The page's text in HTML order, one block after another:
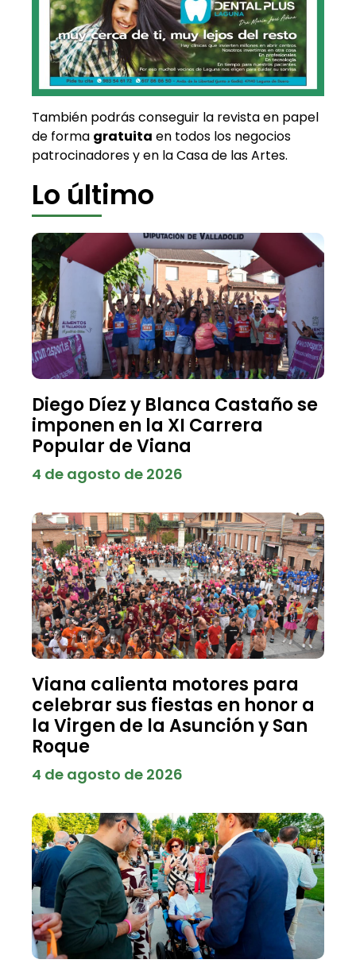
También podrás conseguir la revista en papel
de forma gratuita en todos los negocios
patrocinadores y en la Casa de las Artes.
Lo último
Diego Díez y Blanca Castaño se
imponen en la XI Carrera
Popular de Viana
4 de agosto de 2026
Viana calienta motores para
celebrar sus fiestas en honor a
la Virgen de la Asunción y San
Roque
4 de agosto de 2026